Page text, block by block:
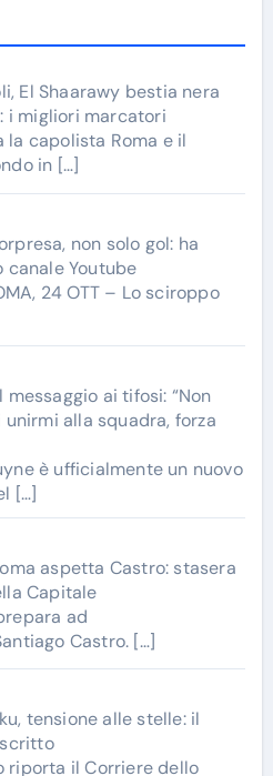
El Shaarawy bestia nera
i migliori marcatori
la capolista Roma e il
in […]
non solo gol: ha
canale Youtube
24 OTT – Lo sciroppo
messaggio ai tifosi: “Non
unirmi alla squadra, forza
è ufficialmente un nuovo
[…]
aspetta Castro: stasera
Capitale
ad
Castro. […]
tensione alle stelle: il
riporta il Corriere dello